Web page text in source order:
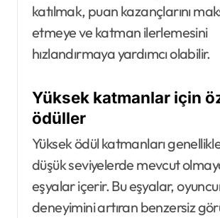
katılmak, puan kazançlarını
etmeye ve katman ilerlemesini
hızlandırmaya yardımcı olabilir.
Yüksek katmanlar için
ödüller
Yüksek ödül katmanları
düşük seviyelerde mevcut
eşyalar içerir. Bu eşyalar,
deneyimini artıran benzersiz